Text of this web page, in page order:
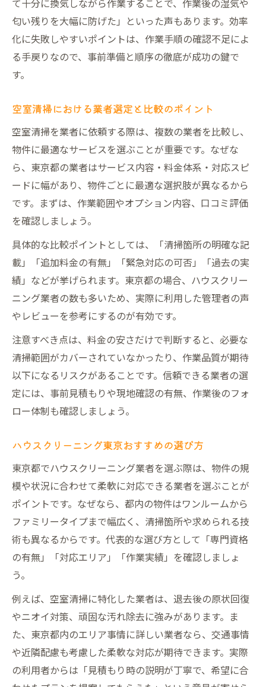
て十分に換気しながら作業することで、作業後の湿気や
匂い残りを大幅に防げた」といった声もあります。効率
化に失敗しやすいポイントは、作業手順の確認不足によ
る手戻りなので、事前準備と順序の徹底が成功の鍵で
す。
空室清掃における業者選定と比較のポイント
空室清掃を業者に依頼する際は、複数の業者を比較し、
物件に最適なサービスを選ぶことが重要です。なぜな
ら、東京都の業者はサービス内容・料金体系・対応スピ
ードに幅があり、物件ごとに最適な選択肢が異なるから
です。まずは、作業範囲やオプション内容、口コミ評価
を確認しましょう。
具体的な比較ポイントとしては、「清掃箇所の明確な記
載」「追加料金の有無」「緊急対応の可否」「過去の実
績」などが挙げられます。東京都の場合、ハウスクリー
ニング業者の数も多いため、実際に利用した管理者の声
やレビューを参考にするのが有効です。
注意すべき点は、料金の安さだけで判断すると、必要な
清掃範囲がカバーされていなかったり、作業品質が期待
以下になるリスクがあることです。信頼できる業者の選
定には、事前見積もりや現地確認の有無、作業後のフォ
ロー体制も確認しましょう。
ハウスクリーニング東京おすすめの選び方
東京都でハウスクリーニング業者を選ぶ際は、物件の規
模や状況に合わせて柔軟に対応できる業者を選ぶことが
ポイントです。なぜなら、都内の物件はワンルームから
ファミリータイプまで幅広く、清掃箇所や求められる技
術も異なるからです。代表的な選び方として「専門資格
の有無」「対応エリア」「作業実績」を確認しましょ
う。
例えば、空室清掃に特化した業者は、退去後の原状回復
やニオイ対策、頑固な汚れ除去に強みがあります。ま
た、東京都内のエリア事情に詳しい業者なら、交通事情
や近隣配慮も考慮した柔軟な対応が期待できます。実際
の利用者からは「見積もり時の説明が丁寧で、希望に合